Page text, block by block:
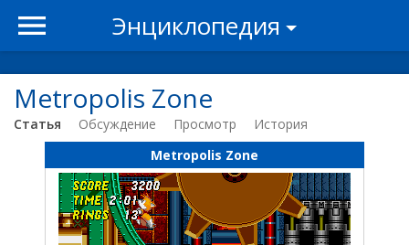
Энциклопедия
Metropolis Zone
Статья Обсуждение Просмотр
История
Metropolis Zone